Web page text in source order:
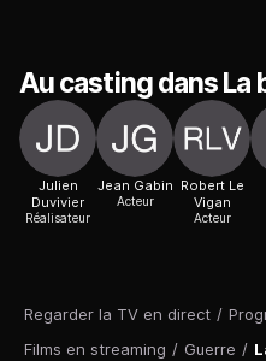
Regarder la TV en direct /
Films en streaming / Guerre /
Au casting dans La
Julien
Duvivier
Réalisateur
Jean Gabin
Acteur
Robert Le
Vigan
Acteur